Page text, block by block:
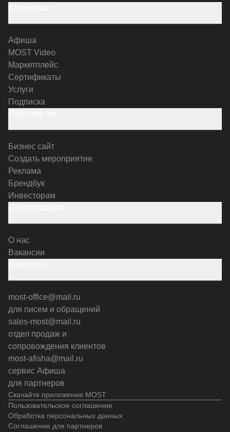
Скачайте приложение MOST
Афиша
MOST Video
Маркетплейс
Сертификаты
Услуги
Подписка
Бизнес сайт
Создать мероприятие
Реклама
Брендбук
Инвесторам
О нас
Вакансии
most-office@mail.ru
для писем и обращений
sales-most@mail.ru
отдел продаж и
сопровождения клиентов
most-afisha@mail.ru
сервис Афиша
для партнеров
Пользовательское соглашение
Обработка персональных данных
Соглашение для партнеров